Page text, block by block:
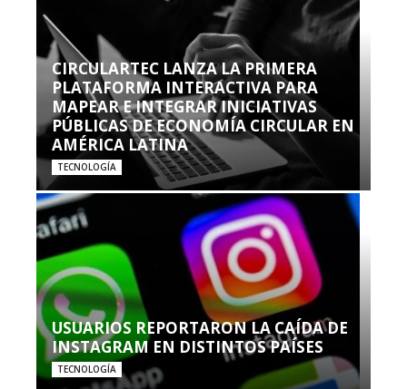
CIRCULARTEC LANZA LA PRIMERA
PLATAFORMA INTERACTIVA PARA
MAPEAR E INTEGRAR INICIATIVAS
PÚBLICAS DE ECONOMÍA CIRCULAR EN
AMÉRICA LATINA
TECNOLOGÍA
USUARIOS REPORTARON LA CAÍDA DE
INSTAGRAM EN DISTINTOS PAÍSES
TECNOLOGÍA